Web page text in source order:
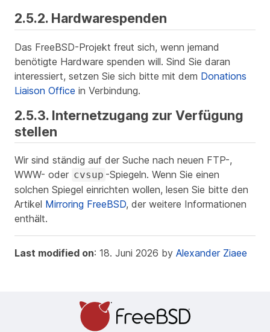
2.5.2. Hardwarespenden
Das FreeBSD-Projekt freut sich, wenn jemand
benötigte Hardware spenden will. Sind Sie daran
interessiert, setzen Sie sich bitte mit dem Donations
Liaison Office in Verbindung.
2.5.3. Internetzugang zur Verfügung
stellen
Wir sind ständig auf der Suche nach neuen FTP-,
WWW- oder cvsup -Spiegeln. Wenn Sie einen
solchen Spiegel einrichten wollen, lesen Sie bitte den
Artikel Mirroring FreeBSD, der weitere Informationen
enthält.
Last modified on: 18. Juni 2026 by Alexander Ziaee